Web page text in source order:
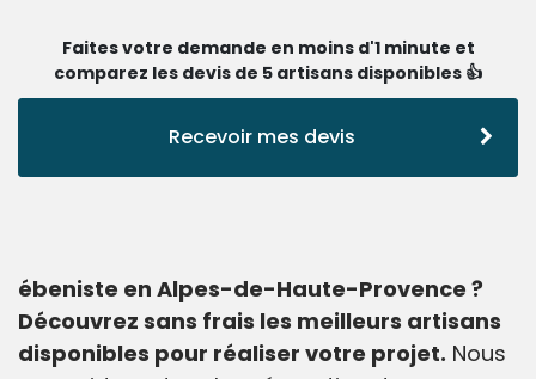
Faites votre demande en moins d'1 minute et
comparez les devis de 5 artisans disponibles 👍
Recevoir mes devis
ébeniste en Alpes-de-Haute-Provence ?
Découvrez sans frais les meilleurs artisans
disponibles pour réaliser votre projet. Nous